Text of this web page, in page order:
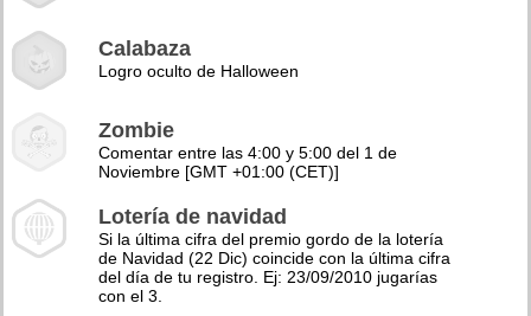
Calabaza
Logro oculto de Halloween
Zombie
Comentar entre las 4:00 y 5:00 del 1 de
Noviembre [GMT +01:00 (CET)]
Lotería de navidad
Si la última cifra del premio gordo de la lotería
de Navidad (22 Dic) coincide con la última cifra
del día de tu registro. Ej: 23/09/2010 jugarías
con el 3.